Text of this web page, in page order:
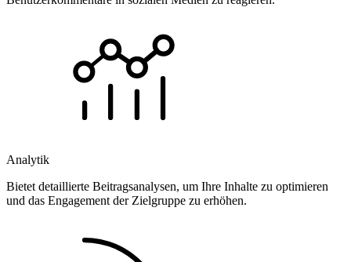
Analytik
Bietet detaillierte Beitragsanalysen, um Ihre Inhalte zu optimieren
und das Engagement der Zielgruppe zu erhöhen.